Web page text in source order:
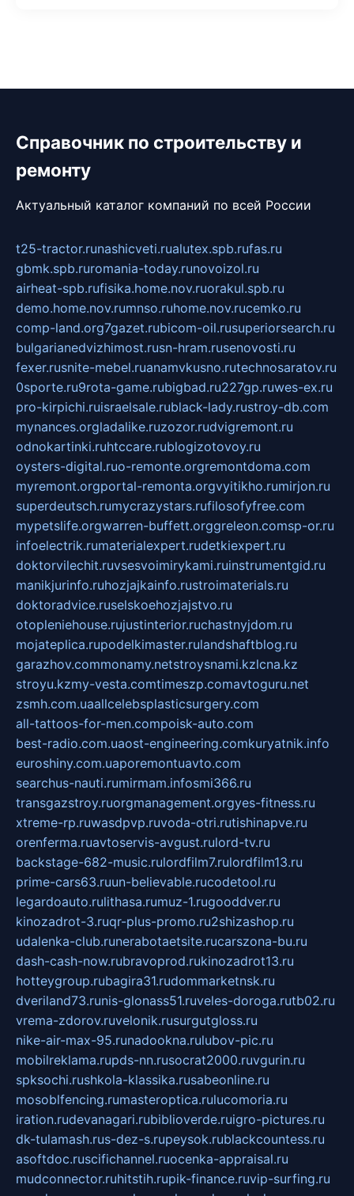
Справочник по строительству и
ремонту
Актуальный каталог компаний по всей России
t25-tractor.runashicveti.rualutex.spb.rufas.ru
gbmk.spb.ruromania-today.runovoizol.ru
airheat-spb.rufisika.home.nov.ruorakul.spb.ru
demo.home.nov.rumnso.ruhome.nov.rucemko.ru
comp-land.org7gazet.rubicom-oil.rusuperiorsearch.ru
bulgarianedvizhimost.rusn-hram.rusenovosti.ru
fexer.rusnite-mebel.ruanamvkusno.rutechnosaratov.ru
0sporte.ru9rota-game.rubigbad.ru227gp.ruwes-ex.ru
pro-kirpichi.ruisraelsale.rublack-lady.rustroy-db.com
mynances.orgladalike.ruzozor.rudvigremont.ru
odnokartinki.ruhtccare.rublogizotovoy.ru
oysters-digital.ruo-remonte.orgremontdoma.com
myremont.orgportal-remonta.orgvyitikho.rumirjon.ru
superdeutsch.rumycrazystars.rufilosofyfree.com
mypetslife.orgwarren-buffett.orggreleon.comsp-or.ru
infoelectrik.rumaterialexpert.rudetkiexpert.ru
doktorvilechit.ruvsesvoimirykami.ruinstrumentgid.ru
manikjurinfo.ruhozjajkainfo.rustroimaterials.ru
doktoradvice.ruselskoehozjajstvo.ru
otopleniehouse.rujustinterior.ruchastnyjdom.ru
mojateplica.rupodelkimaster.rulandshaftblog.ru
garazhov.commonamy.netstroysnami.kzlcna.kz
stroyu.kzmy-vesta.comtimeszp.comavtoguru.net
zsmh.com.uaallcelebsplasticsurgery.com
all-tattoos-for-men.compoisk-auto.com
best-radio.com.uaost-engineering.comkuryatnik.info
euroshiny.com.uaporemontuavto.com
searchus-nauti.rumirmam.infosmi366.ru
transgazstroy.ruorgmanagement.orgyes-fitness.ru
xtreme-rp.ruwasdpvp.ruvoda-otri.rutishinapve.ru
orenferma.ruavtoservis-avgust.rulord-tv.ru
backstage-682-music.rulordfilm7.rulordfilm13.ru
prime-cars63.ruun-believable.rucodetool.ru
legardoauto.rulithasa.rumuz-1.rugooddver.ru
kinozadrot-3.ruqr-plus-promo.ru2shizashop.ru
udalenka-club.runerabotaetsite.rucarszona-bu.ru
dash-cash-now.rubravoprod.rukinozadrot13.ru
hotteygroup.rubagira31.rudommarketnsk.ru
dveriland73.runis-glonass51.ruveles-doroga.rutb02.ru
vrema-zdorov.ruvelonik.rusurgutgloss.ru
nike-air-max-95.runadookna.rulubov-pic.ru
mobilreklama.rupds-nn.rusocrat2000.ruvgurin.ru
spksochi.rushkola-klassika.rusabeonline.ru
mosoblfencing.rumasteroptica.rulucomoria.ru
iration.rudevanagari.rubiblioverde.ruigro-pictures.ru
dk-tulamash.rus-dez-s.rupeysok.rublackcountess.ru
asoftdoc.ruscifichannel.ruocenka-appraisal.ru
mudconnector.ruhitstih.rupik-finance.ruvip-surfing.ru